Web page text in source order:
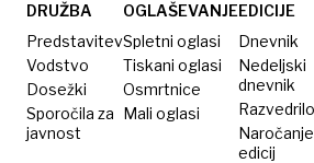
za
poslanci
DRUŽBA
Predstavitev
Vodstvo
Dosežki
Sporočila za
javnost
OGLAŠEVANJE
Spletni oglasi
Tiskani oglasi
Osmrtnice
Mali oglasi
EDICIJE
Dnevnik
Nedeljski
dnevnik
Razvedrilo
Naročanje
edicij